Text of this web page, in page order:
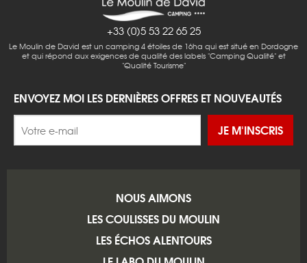
+33 (0)5 53 22 65 25
Le Moulin de David est un camping 4 étoiles de 16ha qui est situé en Dordogne
et qui répond aux exigences de qualité des labels "Camping Qualité" et
"Qualité Tourisme"
ENVOYEZ MOI LES DERNIÈRES OFFRES ET NOUVEAUTÉS
JE M'INSCRIS
NOUS AIMONS
LES COULISSES DU MOULIN
LES ÉCHOS ALENTOURS